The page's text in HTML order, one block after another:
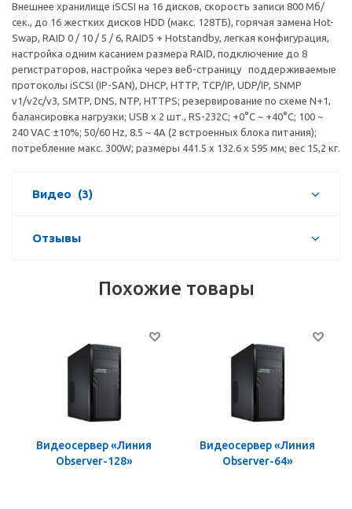
Внешнее хранилище iSCSI на 16 дисков, скорость записи 800 Мб/
сек., до 16 жестких дисков HDD (макс. 128TБ), горячая замена Hot-
Swap, RAID 0 / 10 / 5 / 6, RAID5 + Hotstandby, легкая конфигурация,
настройка одним касанием размера RAID, подключение до 8
регистраторов, настройка через веб-страницу поддерживаемые
протоколы iSCSI (IP-SAN), DHCP, HTTP, TCP/IP, UDP/IP, SNMP
v1/v2c/v3, SMTP, DNS, NTP, HTTPS; резервирование по схеме N+1,
балансировка нагрузки; USB х 2 шт., RS-232C; +0°C ~ +40°C; 100 ~
240 VAC ±10%; 50/60 Hz, 8.5 ~ 4A (2 встроенных блока питания);
потребление макс. 300W; размеры 441.5 x 132.6 x 595 мм; вес 15,2 кг.
Видео (3)
Отзывы
Похожие товары
Видеосервер «Линия
Observer-128»
Видеосервер «Линия
Observer-64»